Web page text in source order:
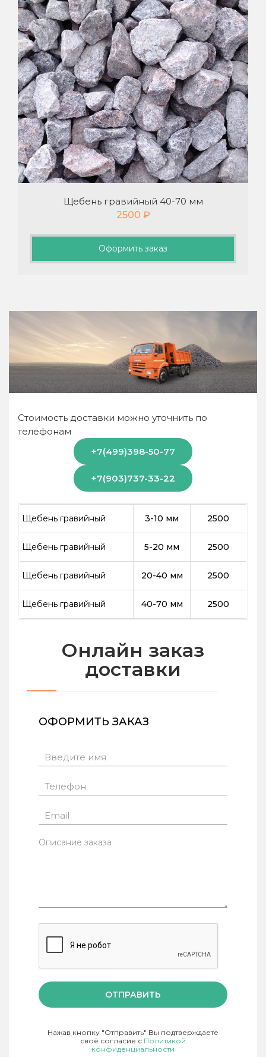
Щебень гравийный 40-70 мм
2500 ₽
Оформить заказ
Стоимость доставки можно уточнить по
телефонам
+7(499)398-50-77
+7(903)737-33-22
Щебень гравийный 3-10 мм 2500
Щебень гравийный 5-20 мм 2500
Щебень гравийный 20-40 мм 2500
Щебень гравийный 40-70 мм 2500
Онлайн заказ
доставки
ОФОРМИТЬ ЗАКАЗ
ОТПРАВИТЬ
Нажав кнопку "Отправить" Вы подтверждаете
своё согласие с Политикой
конфиденциальности